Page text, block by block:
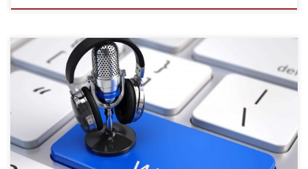
In connection to rector´s measures concerning the cancelation of in-
class lectures because of coronavirus, E-learning Support Center offers
an online webinars „How to implement online webinar in Adobe
Connect?“ Date of the event: Tuesday 17 of March from 11 a.m. to 1
p.m. You can enrol in educational […]